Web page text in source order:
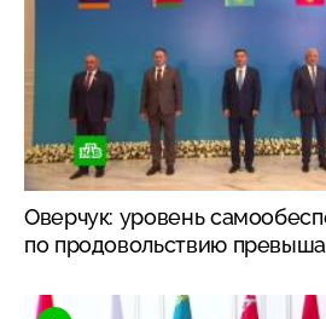
Оверчук: уровень
по продовольствию